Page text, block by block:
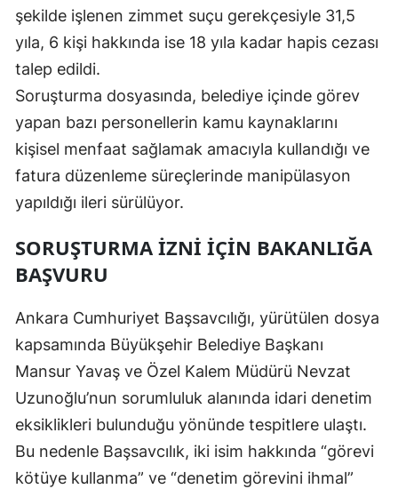
Ordu
Rize
Samsun
Siirt
Trabzon
Tunceli
Uşak
Van
şekilde işlenen zimmet suçu gerekçesiyle 31,5
yıla, 6 kişi hakkında ise 18 yıla kadar hapis cezası
talep edildi.
Soruşturma dosyasında, belediye içinde görev
yapan bazı personellerin kamu kaynaklarını
kişisel menfaat sağlamak amacıyla kullandığı ve
fatura düzenleme süreçlerinde manipülasyon
yapıldığı ileri sürülüyor.
SORUŞTURMA İZNI İÇIN BAKANLIĞA
BAŞVURU
Ankara Cumhuriyet Başsavcılığı, yürütülen dosya
kapsamında Büyükşehir Belediye Başkanı
Mansur Yavaş ve Özel Kalem Müdürü Nevzat
Uzunoğlu’nun sorumluluk alanında idari denetim
eksiklikleri bulunduğu yönünde tespitlere ulaştı.
Bu nedenle Başsavcılık, iki isim hakkında “görevi
kötüye kullanma” ve “denetim görevini ihmal”